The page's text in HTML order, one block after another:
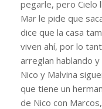
pegarle, pero Cielo
Mar le pide que
dice que la casa
viven ahí, por lo
arreglan hablando
Nico y Malvina
que tiene un
de Nico con